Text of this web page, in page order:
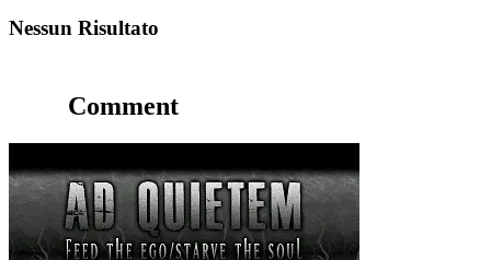
Nessun Risultato
Comment